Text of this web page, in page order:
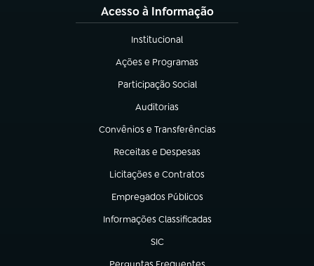
Acesso à Informação
Institucional
(abre em nova aba)
Ações e Programas
(abre em nova aba)
Participação Social
(abre em nova aba)
Auditorias
(abre em nova aba)
Convênios e Transferências
(abre em nova aba)
Receitas e Despesas
(abre em nova aba)
Licitações e Contratos
(abre em nova aba)
Empregados Públicos
(abre em nova aba)
Informações Classificadas
(abre em nova aba)
SIC
(abre em nova aba)